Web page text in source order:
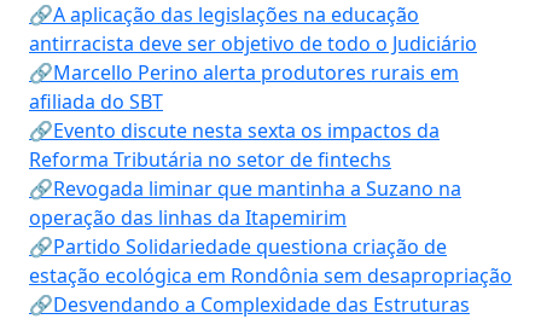
🔗A aplicação das legislações na educação
antirracista deve ser objetivo de todo o Judiciário
🔗Marcello Perino alerta produtores rurais em
afiliada do SBT
🔗Evento discute nesta sexta os impactos da
Reforma Tributária no setor de fintechs
🔗Revogada liminar que mantinha a Suzano na
operação das linhas da Itapemirim
🔗Partido Solidariedade questiona criação de
estação ecológica em Rondônia sem desapropriação
🔗Desvendando a Complexidade das Estruturas